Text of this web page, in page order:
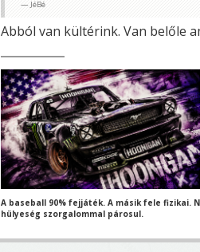
JéBé
Abból van kültérink. Van belőle
A baseball 90% fejjáték. A másik fele fizikai.
hülyeség szorgalommal párosul.